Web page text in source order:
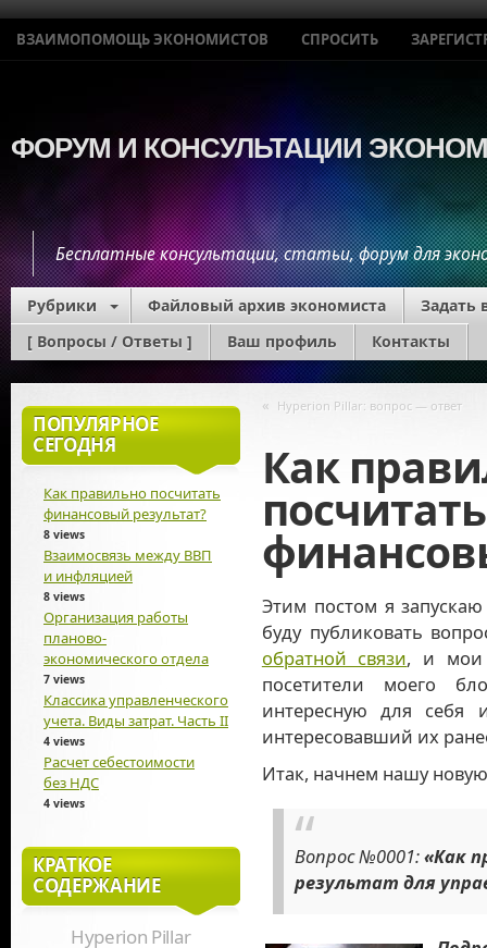
ВЗАИМОПОМОЩЬ ЭКОНОМИСТОВ СПРОСИТЬ
ФОРУМ И КОНСУЛЬТАЦИИ
Бесплатные консультации, статьи, форум для
Рубрики Файловый архив экономиста
Задать
[ Вопросы / Ответы ]
Ваш профиль Контакты
« Hyperion Pillar: вопрос — ответ
Как
посчитать
Этим постом я
буду публиковать
обратной связи, и мои
посетители моего
интересную для себя
интересовавший их
Итак, начнем нашу
Вопрос №0001:«Как
результат для
ПОПУЛЯРНОЕ
СЕГОДНЯ
Как правильно посчитать
финансовый результат?
8 views
Взаимосвязь между ВВП
и инфляцией
8 views
Организация работы
планово-
экономического отдела
7 views
Классика управленческого
учета. Виды затрат. Часть II
4 views
Расчет себестоимости
без НДС
4 views
КРАТКОЕ
СОДЕРЖАНИЕ
Hyperion Pillar